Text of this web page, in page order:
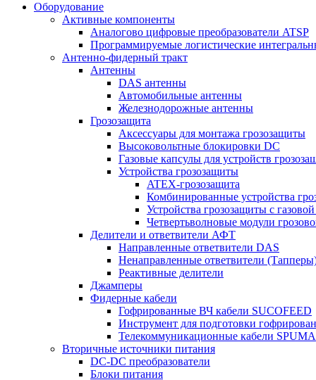
Оборудование
Активные компоненты
Аналогово цифровые преобразователи ATSP
Программируемые логистические
Антенно-фидерный тракт
Антенны
DAS антенны
Автомобильные антенны
Железнодорожные антенны
Грозозащита
Аксессуары для монтажа грозозащиты
Высоковольтные блокировки DC
Газовые капсулы для устройств
Устройства грозозащиты
ATEX-грозозащита
Комбинированные устройства
Устройства грозозащиты с
Четвертьволновые модули
Делители и ответвители АФТ
Направленные ответвители DAS
Ненаправленные ответвители
Реактивные делители
Джамперы
Фидерные кабели
Гофрированные ВЧ кабели SUCOFEED
Инструмент для подготовки
Телекоммуникационные кабели SPUMA
Вторичные источники питания
DC-DC преобразователи
Блоки питания